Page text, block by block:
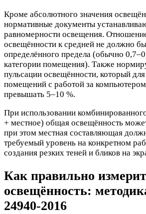
Кроме абсолютного значения
нормативные документы
равномерности освещения.
освещённости к средней не должно
определённого предела (обычно
категории помещения). Также
пульсации освещённости, который
помещений с работой за
превышать 5–10 %.
При использовании
+ местное) общая освещённость
при этом местная составляющая
требуемый уровень на конкретном
создания резких теней и бликов на
Как правильно
освещённость:
24940-2016